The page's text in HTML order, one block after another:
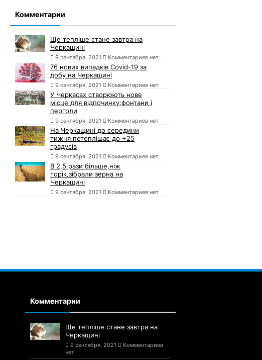
Комментарии
Ще тепліше стане завтра на
Черкащині
9 сентября, 2021 Комментариев нет
76 нових випадків Covid-19 за
добу на Черкащині
9 сентября, 2021 Комментариев нет
У Черкасах створюють нове
місце для відпочинку:фонтани і
перголи
9 сентября, 2021 Комментариев нет
На Черкащині до середини
тижня потеплішає до +25
градусів
9 сентября, 2021 Комментариев нет
В 2,5 рази більше,ніж
торік,зібрали зерна на
Черкащині
9 сентября, 2021 Комментариев нет
Комментарии
Ще тепліше стане завтра на
Черкащині
9 сентября, 2021
Комментариев
нет